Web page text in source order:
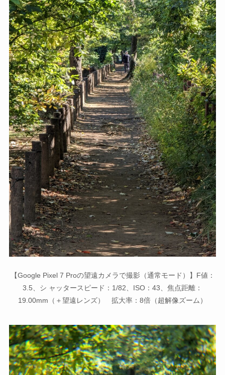
【Google Pixel 7 Proの望遠カメラで撮影（通常モード）】F値：
3.5、シ ャッタースピード：1/82、ISO：43、焦点距離：
19.00mm（＋望遠レンズ） 拡大率：8倍（超解像ズーム）